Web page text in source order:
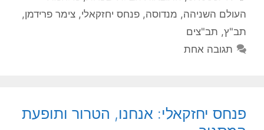
העולם השניהה, מנדוסה, פנחס יחזקאלי, צימר פרידמן,
תב"ץ, תב"צים
תגובה אחת
פנחס יחזקאלי: אנחנו, הטרור ותופעת